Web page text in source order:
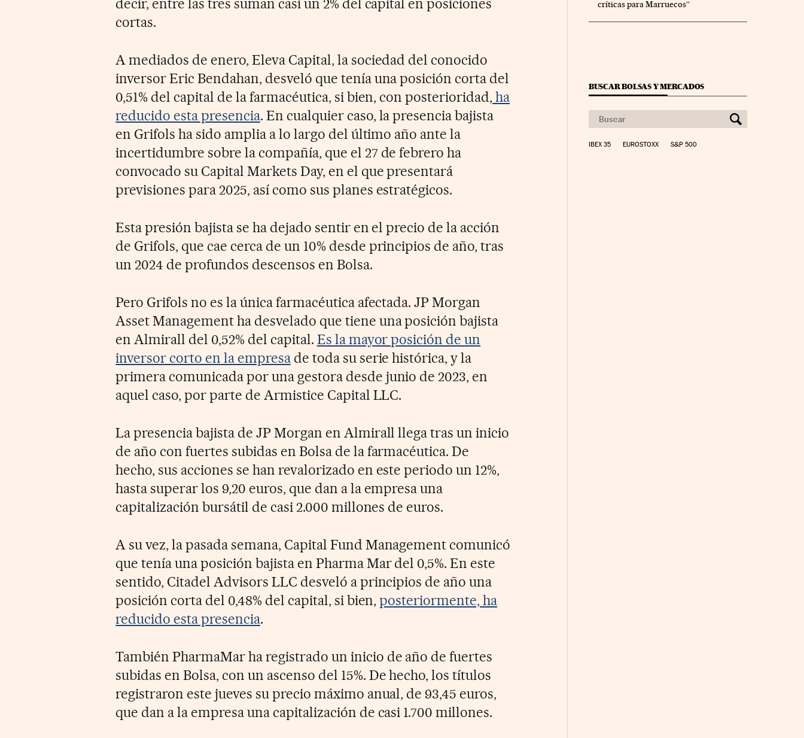
decir, entre las tres suman casi un 2% del capital en posiciones
cortas.
A mediados de enero, Eleva Capital, la sociedad del conocido
inversor Eric Bendahan, desveló que tenía una posición corta del
0,51% del capital de la farmacéutica, si bien, con posterioridad,ha
reducido esta presencia. En cualquier caso, la presencia bajista
en Grifols ha sido amplia a lo largo del último año ante la
incertidumbre sobre la compañía, que el 27 de febrero ha
convocado su Capital Markets Day, en el que presentará
previsiones para 2025, así como sus planes estratégicos.
Esta presión bajista se ha dejado sentir en el precio de la acción
de Grifols, que cae cerca de un 10% desde principios de año, tras
un 2024 de profundos descensos en Bolsa.
Pero Grifols no es la única farmacéutica afectada. JP Morgan
Asset Management ha desvelado que tiene una posición bajista
en Almirall del 0,52% del capital. Es la mayor posición de un
inversor corto en la empresade toda su serie histórica, y la
primera comunicada por una gestora desde junio de 2023, en
aquel caso, por parte de Armistice Capital LLC.
La presencia bajista de JP Morgan en Almirall llega tras un inicio
de año con fuertes subidas en Bolsa de la farmacéutica. De
hecho, sus acciones se han revalorizado en este periodo un 12%,
hasta superar los 9,20 euros, que dan a la empresa una
capitalización bursátil de casi 2.000 millones de euros.
A su vez, la pasada semana, Capital Fund Management comunicó
que tenía una posición bajista en Pharma Mar del 0,5%. En este
sentido, Citadel Advisors LLC desveló a principios de año una
posición corta del 0,48% del capital, si bien,posteriormente, ha
reducido esta presencia.
También PharmaMar ha registrado un inicio de año de fuertes
subidas en Bolsa, con un ascenso del 15%. De hecho, los títulos
registraron este jueves su precio máximo anual, de 93,45 euros,
que dan a la empresa una capitalización de casi 1.700 millones.
críticas para Marruecos”
BUSCAR BOLSAS Y MERCADOS
IBEX 35 EUROSTOXX S&P 500